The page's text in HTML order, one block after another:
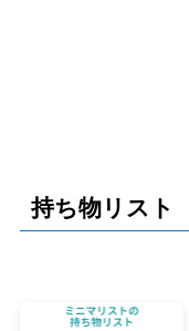
持ち物リスト